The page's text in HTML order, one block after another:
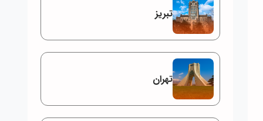
تبریز
تهران